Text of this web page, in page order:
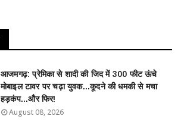
आजमगढ़: प्रेमिका से शादी की जिद में 300 फीट ऊंचे
मोबाइल टावर पर चढ़ा युवक...कूदने की धमकी से मचा
हड़कंप...और फिर!
August 08, 2026